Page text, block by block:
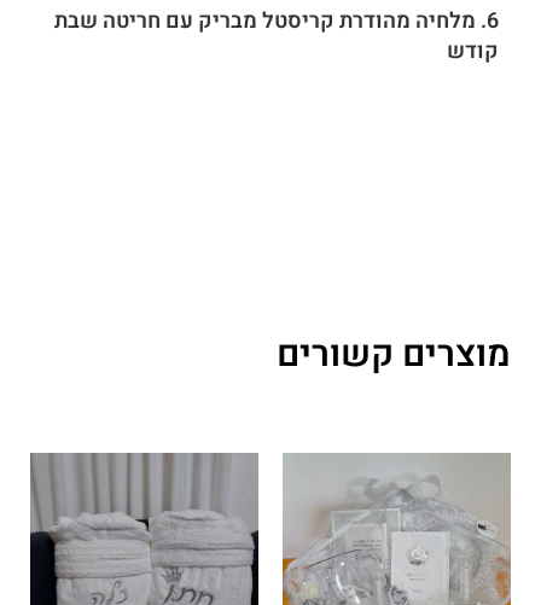
6. מלחיה מהודרת קריסטל מבריק עם חריטה שבת
קודש
מוצרים קשורים